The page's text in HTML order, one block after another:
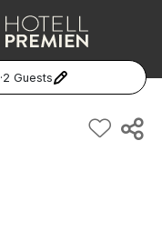
·2 Guests